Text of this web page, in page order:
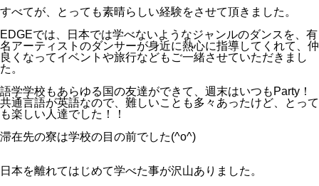
すべてが、とっても素晴らしい経験をさせて頂きました。
EDGEでは、日本では学べないようなジャンルのダンスを、有
名アーティストのダンサーが身近に熱心に指導してくれて、仲
良くなってイベントや旅行などもご一緒させていただきまし
た。
語学学校もあらゆる国の友達ができて、週末はいつもParty！
共通言語が英語なので、難しいことも多々あったけど、とって
も楽しい人達でした！！
滞在先の寮は学校の目の前でした(^o^)
日本を離れてはじめて学べた事が沢山ありました。